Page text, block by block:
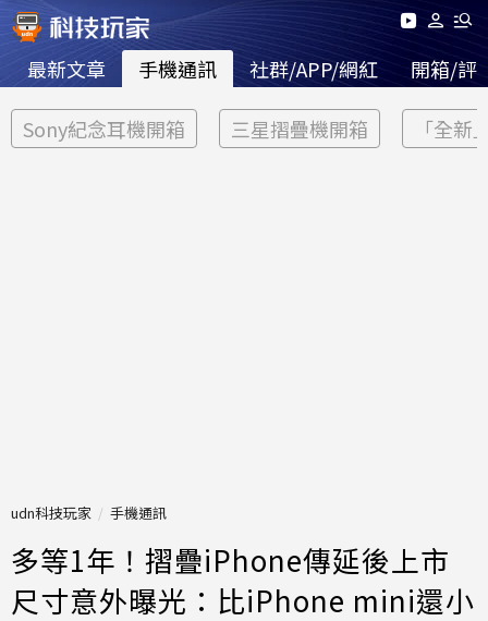
最新文章 手機通訊 社群/APP/網紅 開箱/評
Sony紀念耳機開箱 三星摺疊機開箱 「全新
udn科技玩家 手機通訊
多等1年！摺疊iPhone傳延後上市
尺寸意外曝光：比iPhone mini還小